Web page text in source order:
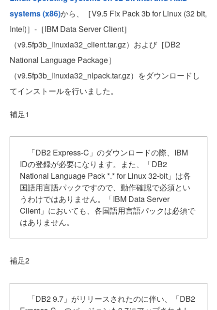
systems (x86)から、［V9.5 Fix Pack 3b for Linux (32 bit,
Intel)］-［IBM Data Server Client］
（v9.5fp3b_linuxia32_client.tar.gz）および［DB2
National Language Package］
（v9.5fp3b_linuxia32_nlpack.tar.gz）をダウンロードし
てインストールを行いました。
補足1
「DB2 Express-C」のダウンロードの際、IBM
IDの登録が必要になります。また、「DB2
National Language Pack *.* for Linux 32-bit」は各
国語用言語パックですので、動作確認で必須とい
うわけではありません。「IBM Data Server
Client」においても、各国語用言語パックは必須で
はありません。
補足2
「DB2 9.7」がリリースされたのに伴い、「DB2